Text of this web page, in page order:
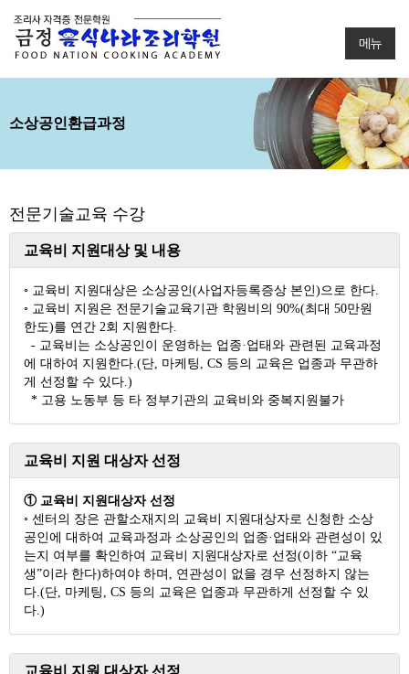
메뉴
소상공인환급과정
전문기술교육 수강
교육비 지원대상 및 내용
◦ 교육비 지원대상은 소상공인(사업자등록증상 본인)으로 한다.
◦ 교육비 지원은 전문기술교육기관 학원비의 90%(최대 50만원
한도)를 연간 2회 지원한다.
- 교육비는 소상공인이 운영하는 업종·업태와 관련된 교육과정
에 대하여 지원한다.(단, 마케팅, CS 등의 교육은 업종과 무관하
게 선정할 수 있다.)
* 고용 노동부 등 타 정부기관의 교육비와 중복지원불가
교육비 지원 대상자 선정
① 교육비 지원대상자 선정
◦ 센터의 장은 관할소재지의 교육비 지원대상자로 신청한 소상
공인에 대하여 교육과정과 소상공인의 업종·업태와 관련성이 있
는지 여부를 확인하여 교육비 지원대상자로 선정(이하 “교육
생”이라 한다)하여야 하며, 연관성이 없을 경우 선정하지 않는
다.(단, 마케팅, CS 등의 교육은 업종과 무관하게 선정할 수 있
다.)
교육비 지원 대상자 선정